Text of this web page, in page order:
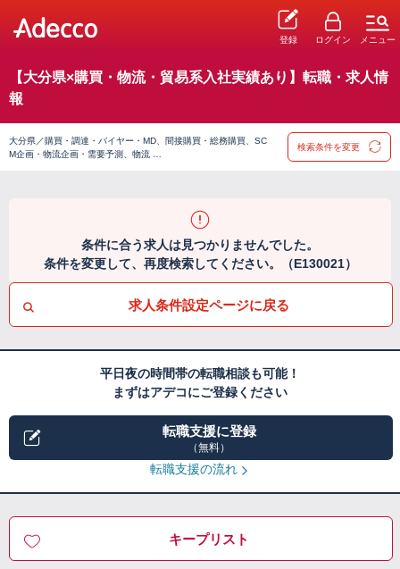
登録 ログイン メニュー
【大分県×購買・物流・貿易系入社実績あり】転職・求人情
報
大分県／購買・調達・バイヤー・MD、間接購買・総務購買、SC
M企画・物流企画・需要予測、物流 …
検索条件を変更
条件に合う求人は見つかりませんでした。
条件を変更して、再度検索してください。（E130021）
求人条件設定ページに戻る
平日夜の時間帯の転職相談も可能！
まずはアデコにご登録ください
転職支援に登録
（無料）
転職支援の流れ
キープリスト